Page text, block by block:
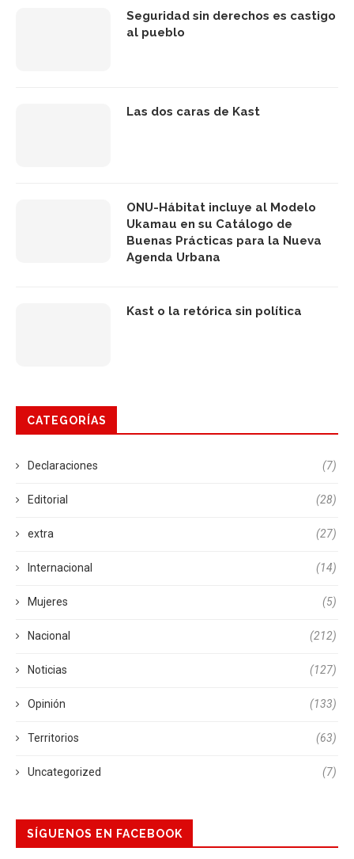
Seguridad sin derechos es castigo
al pueblo
Las dos caras de Kast
ONU-Hábitat incluye al Modelo
Ukamau en su Catálogo de
Buenas Prácticas para la Nueva
Agenda Urbana
Kast o la retórica sin política
CATEGORÍAS
Declaraciones (7)
Editorial (28)
extra (27)
Internacional (14)
Mujeres (5)
Nacional (212)
Noticias (127)
Opinión (133)
Territorios (63)
Uncategorized (7)
SÍGUENOS EN FACEBOOK